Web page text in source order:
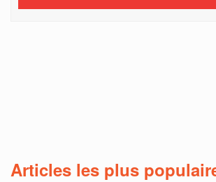
Articles les plus